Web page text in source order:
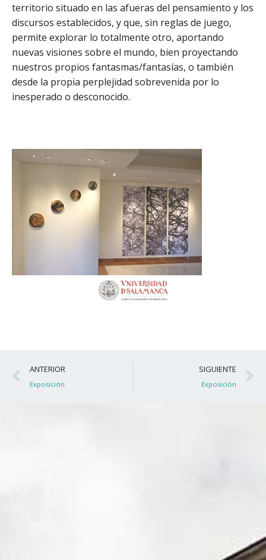
territorio situado en las afueras del pensamiento y los
discursos establecidos, y que, sin reglas de juego,
permite explorar lo totalmente otro, aportando
nuevas visiones sobre el mundo, bien proyectando
nuestros propios fantasmas/fantasías, o también
desde la propia perplejidad sobrevenida por lo
inesperado o desconocido.
Ant
ANTERIOR
Exposición
SIGUIENTE
Exposición